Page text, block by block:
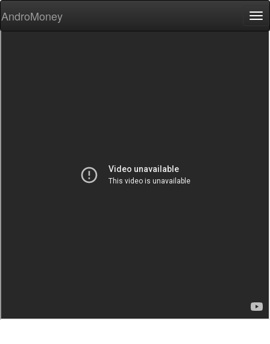
AndroMoney